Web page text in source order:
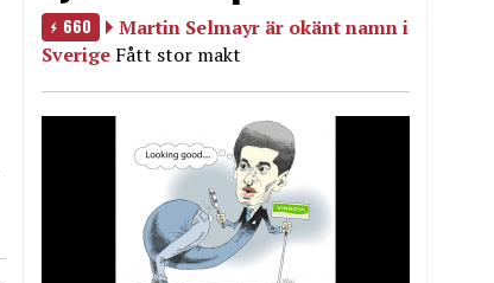
660
Martin Selmayr är okänt namn i
Sverige Fått stor makt